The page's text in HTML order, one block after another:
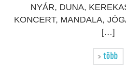
NYÁR, DUNA,
KONCERT, MANDALA,
[…]
több